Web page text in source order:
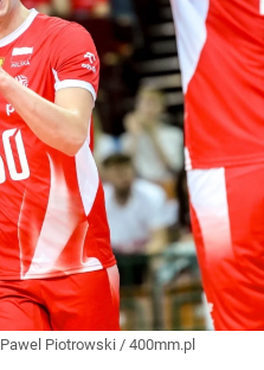
Pawel Piotrowski / 400mm.pl